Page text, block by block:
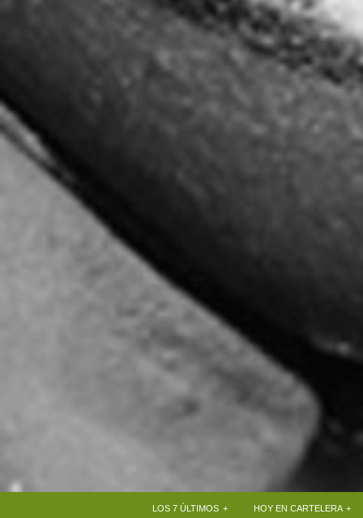
LOS 7 ÚLTIMOS + HOY EN CARTELERA +